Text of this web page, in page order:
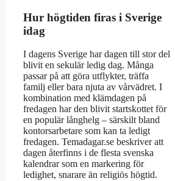
Hur högtiden firas i Sverige
idag
I dagens Sverige har dagen till stor del
blivit en sekulär ledig dag. Många
passar på att göra utflykter, träffa
familj eller bara njuta av vårvädret. I
kombination med klämdagen på
fredagen har den blivit startskottet för
en populär långhelg – särskilt bland
kontorsarbetare som kan ta ledigt
fredagen. Temadagar.se beskriver att
dagen återfinns i de flesta svenska
kalendrar som en markering för
ledighet, snarare än religiös högtid.